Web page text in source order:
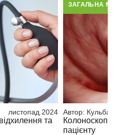
листопад 2024
та
ЗАГАЛЬНА
Автор:
пацієнту